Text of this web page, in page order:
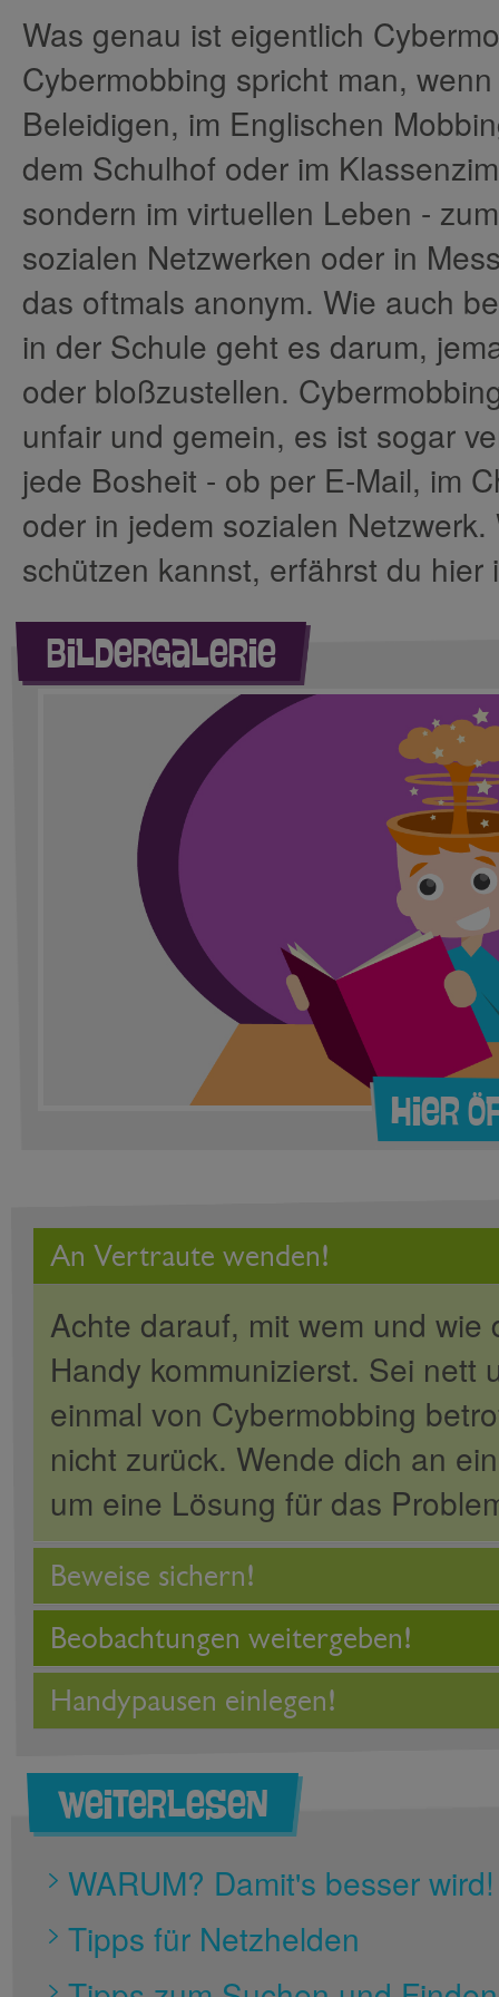
Was genau ist eigentlich
Cybermobbing spricht man,
Beleidigen, im Englischen
dem Schulhof oder im
sondern im virtuellen Leben -
sozialen Netzwerken oder in
das oftmals anonym. Wie auch
in der Schule geht es darum,
oder bloßzustellen.
unfair und gemein, es ist sogar
jede Bosheit - ob per E-Mail, im
oder in jedem sozialen
schützen kannst, erfährst du hier
Bildergalerie
Hier
An Vertraute wenden!
Achte darauf, mit wem und wie
Handy kommunizierst. Sei nett
einmal von Cybermobbing
nicht zurück. Wende dich an
um eine Lösung für das
Beweise sichern!
Beobachtungen weitergeben!
Handypausen einlegen!
Weiterlesen
WARUM? Damit's besser wird!
Tipps für Netzhelden